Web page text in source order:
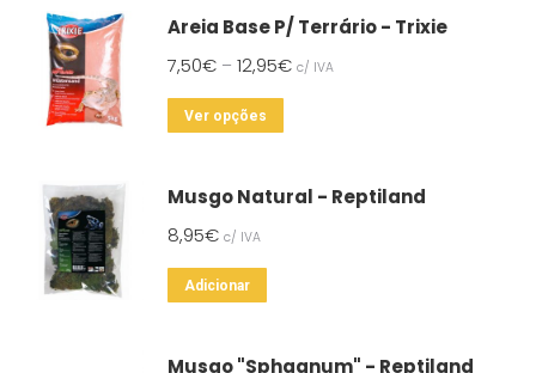
Areia Base P/ Terrário - Trixie
7,50€ – 12,95€ c/ IVA
Ver opções
multiple
Musgo Natural - Reptiland
8,95€ c/ IVA
Adicionar
Musgo "Sphagnum" - Reptiland